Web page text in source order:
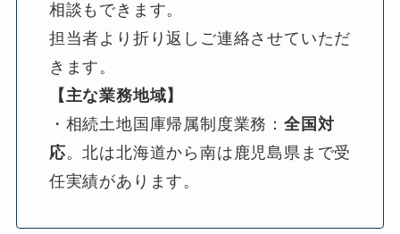
相談もできます。
担当者より折り返しご連絡させていただ
きます。
【主な業務地域】
・相続土地国庫帰属制度業務：全国対
応。北は北海道から南は鹿児島県まで受
任実績があります。